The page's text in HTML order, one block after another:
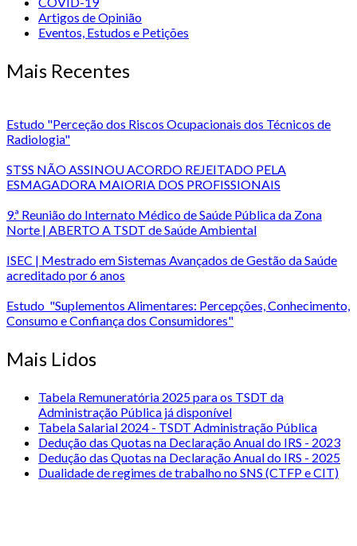
Artigos de Opinião
Eventos, Estudos e Petições
Mais Recentes
Estudo "Perceção dos Riscos Ocupacionais dos Técnicos de
Radiologia"
STSS NÃO ASSINOU ACORDO REJEITADO PELA
ESMAGADORA MAIORIA DOS PROFISSIONAIS
9.ª Reunião do Internato Médico de Saúde Pública da Zona
Norte | ABERTO A TSDT de Saúde Ambiental
ISEC | Mestrado em Sistemas Avançados de Gestão da Saúde
acreditado por 6 anos
Estudo "Suplementos Alimentares: Percepções, Conhecimento,
Consumo e Confiança dos Consumidores"
Mais Lidos
Tabela Remuneratória 2025 para os TSDT da
Administração Pública já disponível
Tabela Salarial 2024 - TSDT Administração Pública
Dedução das Quotas na Declaração Anual do IRS - 2023
Dedução das Quotas na Declaração Anual do IRS - 2025
Dualidade de regimes de trabalho no SNS (CTFP e CIT)